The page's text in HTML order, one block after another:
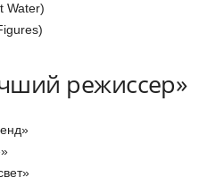
Water)
режиссер»